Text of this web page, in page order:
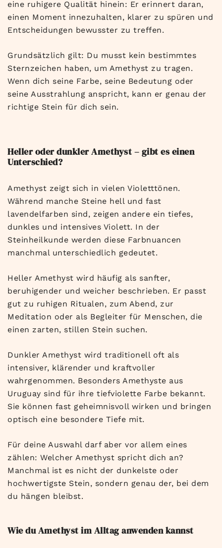
eine ruhigere Qualität hinein: Er erinnert daran,
einen Moment innezuhalten, klarer zu spüren und
Entscheidungen bewusster zu treffen.
Grundsätzlich gilt: Du musst kein bestimmtes
Sternzeichen haben, um Amethyst zu tragen.
Wenn dich seine Farbe, seine Bedeutung oder
seine Ausstrahlung anspricht, kann er genau der
richtige Stein für dich sein.
Heller oder dunkler Amethyst – gibt es einen
Unterschied?
Amethyst zeigt sich in vielen Violetttönen.
Während manche Steine hell und fast
lavendelfarben sind, zeigen andere ein tiefes,
dunkles und intensives Violett. In der
Steinheilkunde werden diese Farbnuancen
manchmal unterschiedlich gedeutet.
Heller Amethyst wird häufig als sanfter,
beruhigender und weicher beschrieben. Er passt
gut zu ruhigen Ritualen, zum Abend, zur
Meditation oder als Begleiter für Menschen, die
einen zarten, stillen Stein suchen.
Dunkler Amethyst wird traditionell oft als
intensiver, klärender und kraftvoller
wahrgenommen. Besonders Amethyste aus
Uruguay sind für ihre tiefviolette Farbe bekannt.
Sie können fast geheimnisvoll wirken und bringen
optisch eine besondere Tiefe mit.
Für deine Auswahl darf aber vor allem eines
zählen: Welcher Amethyst spricht dich an?
Manchmal ist es nicht der dunkelste oder
hochwertigste Stein, sondern genau der, bei dem
du hängen bleibst.
Wie du Amethyst im Alltag anwenden kannst